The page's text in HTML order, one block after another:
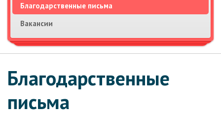
Галерея
О компании
Благодарственные письма
Вакансии
Благодарственные
письма